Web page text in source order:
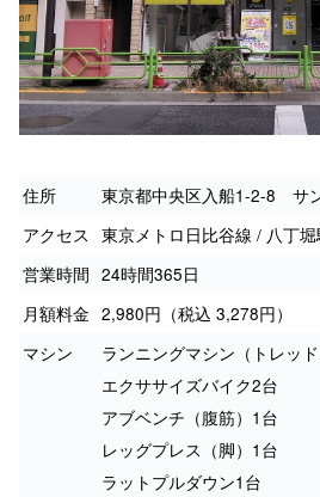
住所
東京都中央区入船1-2-8 サ
アクセス 東京メトロ日比谷線 / 八
営業時間 24時間365日
月額料金 2,980円（税込 3,278円）
マシン
ランニングマシン（トレッ
エクササイズバイク2台
アブベンチ（腹筋）1台
レッグプレス（脚）1台
ラットプルダウン1台